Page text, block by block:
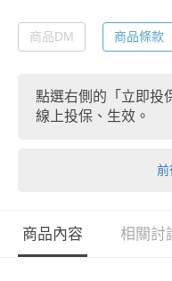
商品DM 商品條款
點選右側的「立即投
線上投保、生效。
前
商品內容 相關討